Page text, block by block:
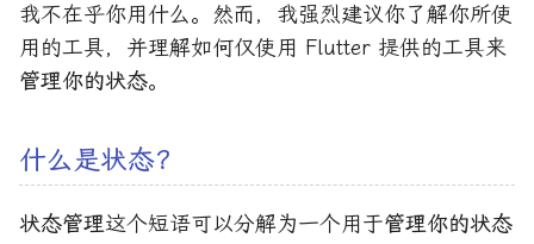
我不在乎你用什么。然而，我强烈建议你了解你所使
用的工具，并理解如何仅使用 Flutter 提供的工具来
管理你的状态。
什么是状态？
状态管理这个短语可以分解为一个用于管理你的状态